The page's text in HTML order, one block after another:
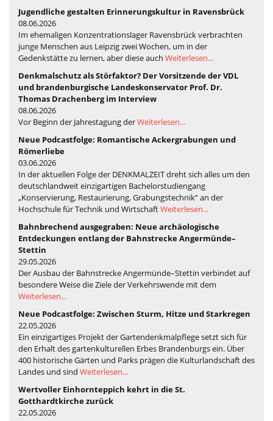
Jugendliche gestalten Erinnerungskultur in Ravensbrück
08.06.2026
Im ehemaligen Konzentrationslager Ravensbrück verbrachten
junge Menschen aus Leipzig zwei Wochen, um in der
Gedenkstätte zu lernen, aber diese auch Weiterlesen...
Denkmalschutz als Störfaktor? Der Vorsitzende der VDL
und brandenburgische Landeskonservator Prof. Dr.
Thomas Drachenberg im Interview
08.06.2026
Vor Beginn der Jahrestagung derWeiterlesen...
Neue Podcastfolge: Romantische Ackergrabungen und
Römerliebe
03.06.2026
In der aktuellen Folge der DENKMALZEIT dreht sich alles um den
deutschlandweit einzigartigen Bachelorstudiengang
„Konservierung, Restaurierung, Grabungstechnik“ an der
Hochschule für Technik und WirtschaftWeiterlesen...
Bahnbrechend ausgegraben: Neue archäologische
Entdeckungen entlang der Bahnstrecke Angermünde–
Stettin
29.05.2026
Der Ausbau der Bahnstrecke Angermünde–Stettin verbindet auf
besondere Weise die Ziele der Verkehrswende mit dem
Weiterlesen...
Neue Podcastfolge: Zwischen Sturm, Hitze und Starkregen
22.05.2026
Ein einzigartiges Projekt der Gartendenkmalpflege setzt sich für
den Erhalt des gartenkulturellen Erbes Brandenburgs ein. Über
400 historische Gärten und Parks prägen die Kulturlandschaft des
Landes und sind Weiterlesen...
Wertvoller Einhornteppich kehrt in die St.
Gotthardtkirche zurück
22.05.2026